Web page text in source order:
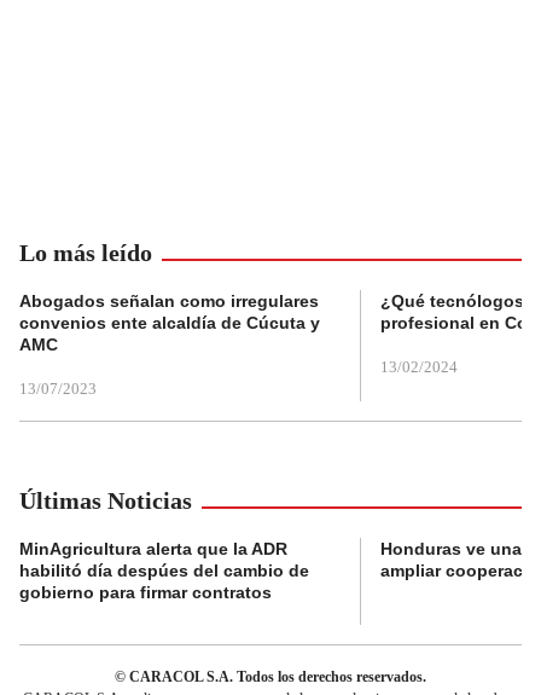
Lo más leído
Abogados señalan como irregulares
convenios ente alcaldía de Cúcuta y
AMC
13/07/2023
¿Qué tecnólogos
profesional en
13/02/2024
Últimas Noticias
MinAgricultura alerta que la ADR
habilitó día despúes del cambio de
gobierno para firmar contratos
Honduras ve una
ampliar
© CARACOL S.A. Todos los derechos reservados.